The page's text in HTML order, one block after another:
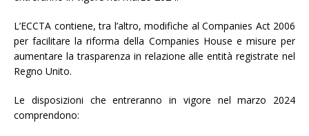
L’ECCTA contiene, tra l’altro, modifiche al Companies Act 2006
per facilitare la riforma della Companies House e misure per
aumentare la trasparenza in relazione alle entità registrate nel
Regno Unito.
Le disposizioni che entreranno in vigore nel marzo 2024
comprendono: